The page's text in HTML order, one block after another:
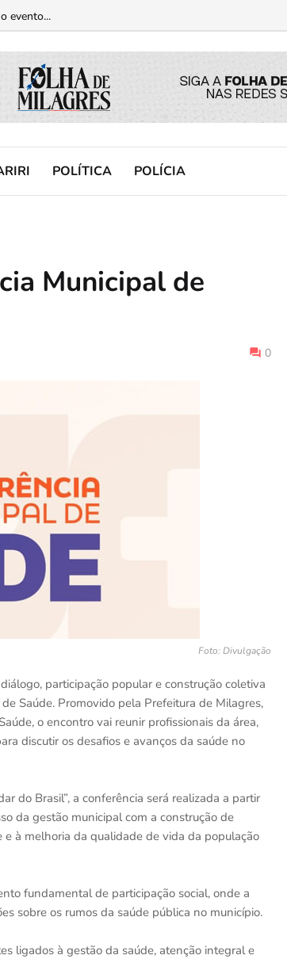
evento...a mulher...
POLÍTICA POLÍCIA
Municipal de
0
Foto: Divulgação
participação popular e construção coletiva
Saúde. Promovido pela Prefeitura de Milagres,
o encontro vai reunir profissionais da área,
discutir os desafios e avanços da saúde no
do Brasil”, a conferência será realizada a partir
da gestão municipal com a construção de
à melhoria da qualidade de vida da população
fundamental de participação social, onde a
sobre os rumos da saúde pública no município.
ligados à gestão da saúde, atenção integral e